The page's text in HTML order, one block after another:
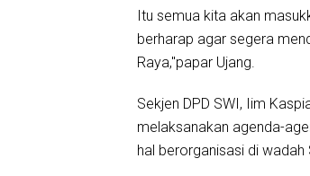
Itu semua kita akan
berharap agar segera
Raya,"papar Ujang.
Sekjen DPD SWI, Iim
melaksanakan agenda-
hal berorganisasi di wadah